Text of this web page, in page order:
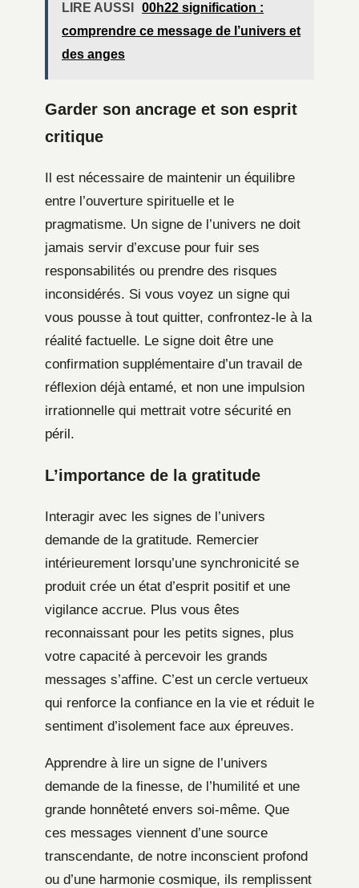
LIRE AUSSI
00h22 signification :
comprendre ce message de l’univers et
des anges
Garder son ancrage et son esprit
critique
Il est nécessaire de maintenir un équilibre
entre l’ouverture spirituelle et le
pragmatisme. Un signe de l’univers ne doit
jamais servir d’excuse pour fuir ses
responsabilités ou prendre des risques
inconsidérés. Si vous voyez un signe qui
vous pousse à tout quitter, confrontez-le à la
réalité factuelle. Le signe doit être une
confirmation supplémentaire d’un travail de
réflexion déjà entamé, et non une impulsion
irrationnelle qui mettrait votre sécurité en
péril.
L’importance de la gratitude
Interagir avec les signes de l’univers
demande de la gratitude. Remercier
intérieurement lorsqu’une synchronicité se
produit crée un état d’esprit positif et une
vigilance accrue. Plus vous êtes
reconnaissant pour les petits signes, plus
votre capacité à percevoir les grands
messages s’affine. C’est un cercle vertueux
qui renforce la confiance en la vie et réduit le
sentiment d’isolement face aux épreuves.
Apprendre à lire un signe de l’univers
demande de la finesse, de l’humilité et une
grande honnêteté envers soi-même. Que
ces messages viennent d’une source
transcendante, de notre inconscient profond
ou d’une harmonie cosmique, ils remplissent